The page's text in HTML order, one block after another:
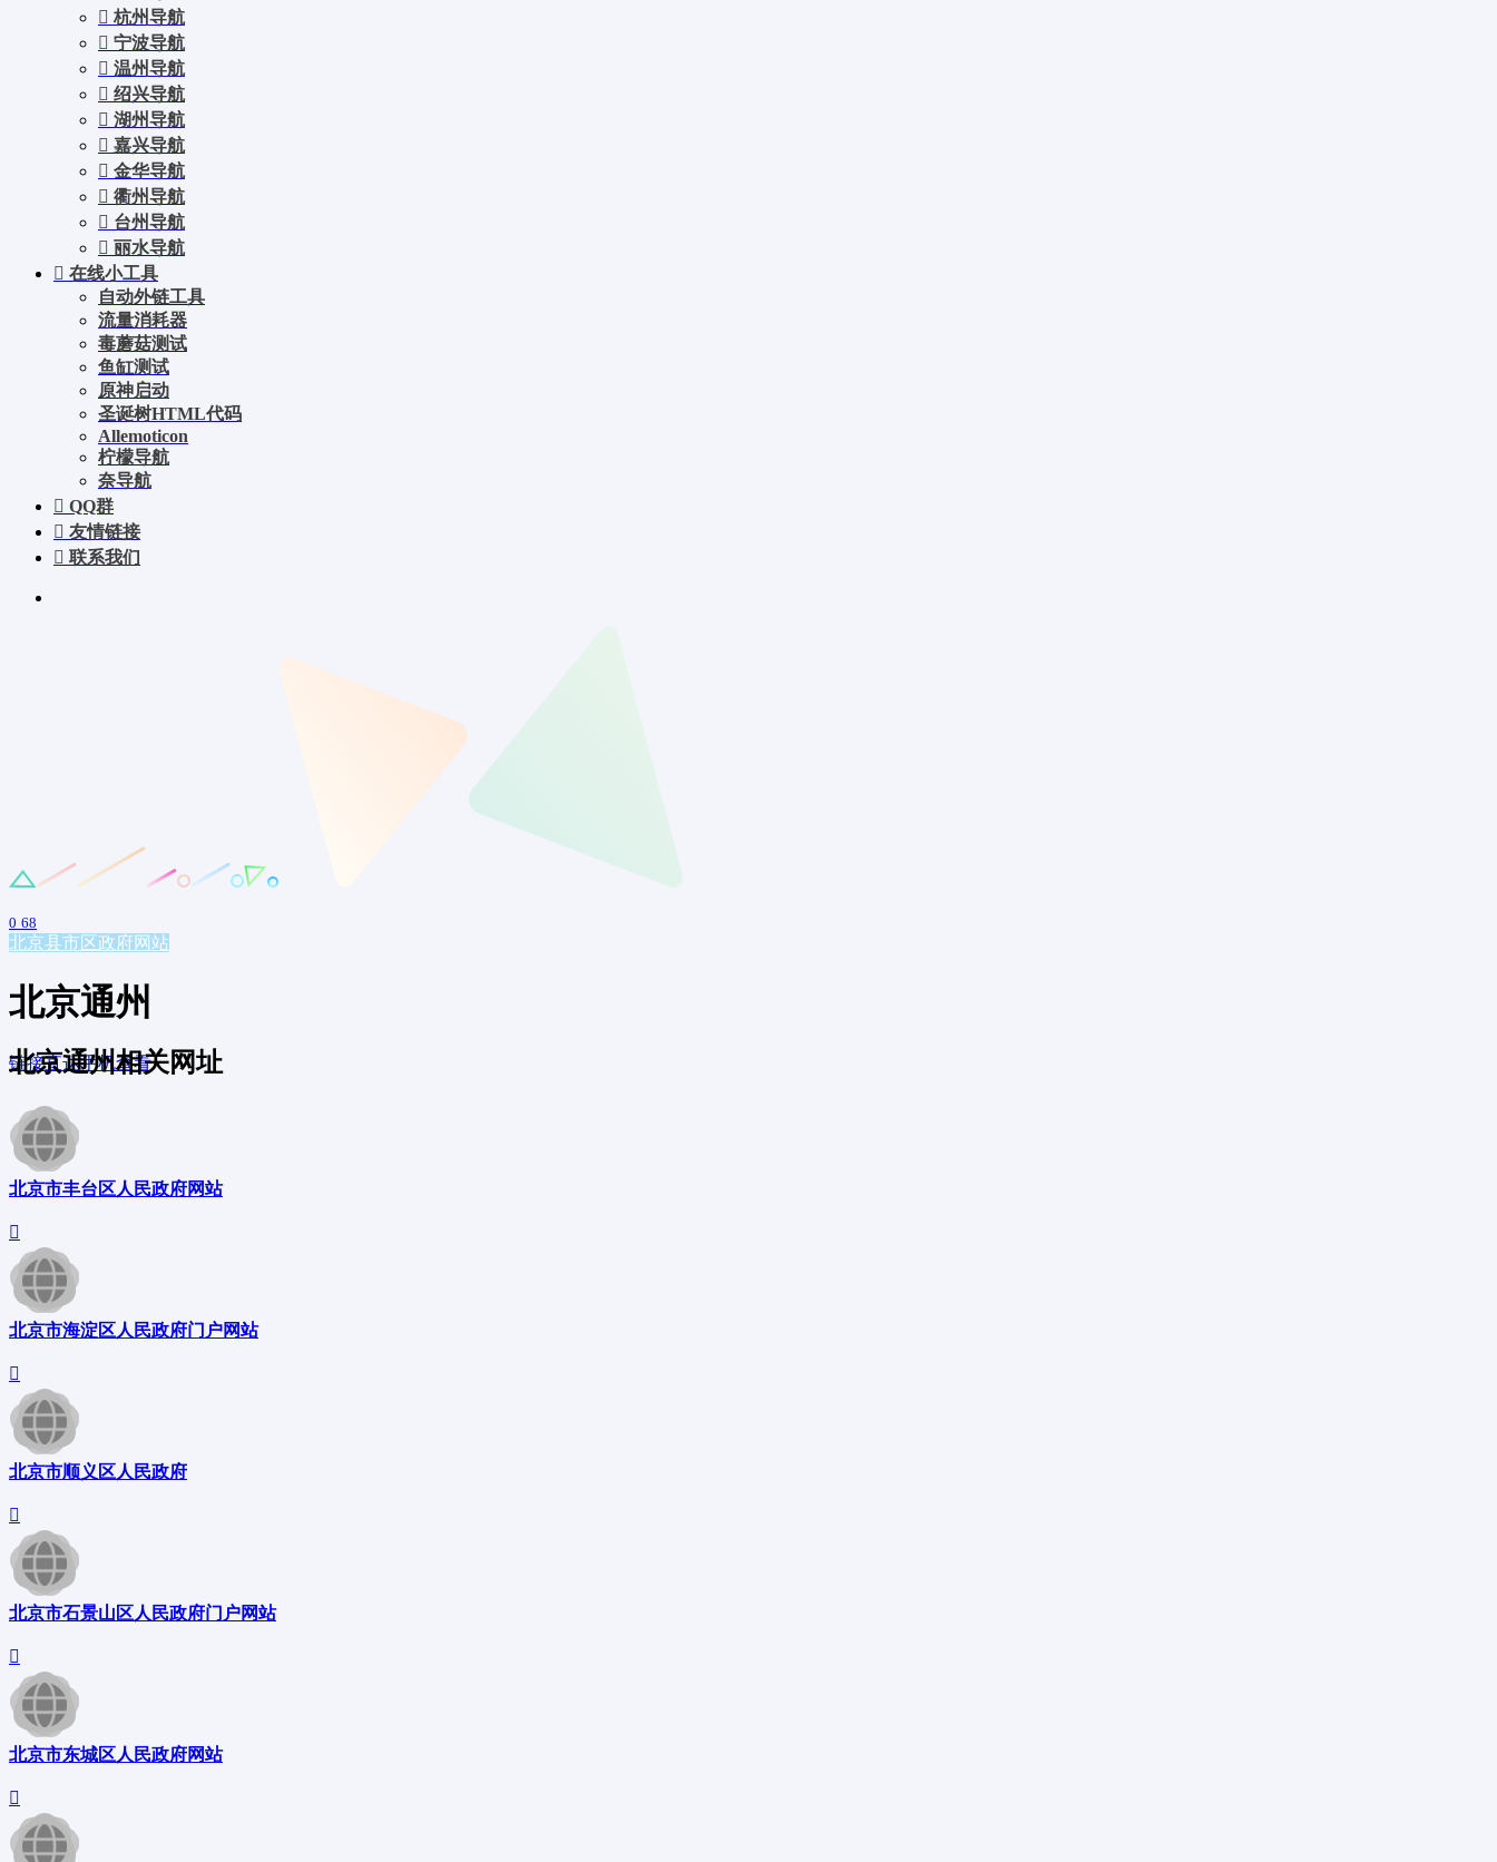
杭州导航
宁波导航
温州导航
绍兴导航
湖州导航
嘉兴导航
金华导航
衢州导航
台州导航
丽水导航
在线小工具
自动外链工具
流量消耗器
毒蘑菇测试
鱼缸测试
原神启动
圣诞树HTML代码
Allemoticon
柠檬导航
奈导航
QQ群
友情链接
联系我们
0 68
北京县市区政府网站
北京通州
链接直达手机查看
北京通州相关网址
北京市丰台区人民政府网站
北京市海淀区人民政府门户网站
北京市顺义区人民政府
北京市石景山区人民政府门户网站
北京市东城区人民政府网站